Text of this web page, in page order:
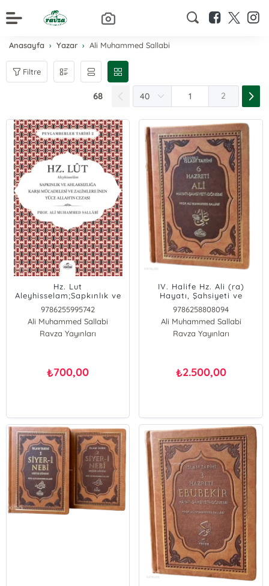
Anasayfa Yazar Ali Muhammed Sallabi
Filtre
68 2
Hz. Lut
Aleyhisselam;Sapkınlık ve
Ahlaksızlığa Karşı
Mücadelesi ve Zalimlere
İnen Yüce Allah’ın Cezası
9786255995742
Ali Muhammed Sallabi
Ravza Yayınları
₺700,00
IV. Halife Hz. Ali (ra)
Hayatı, Şahsiyeti ve
Dönemi (Termo
Deri);İslam Tarihi 6
9786258808094
Ali Muhammed Sallabi
Ravza Yayınları
₺2.500,00